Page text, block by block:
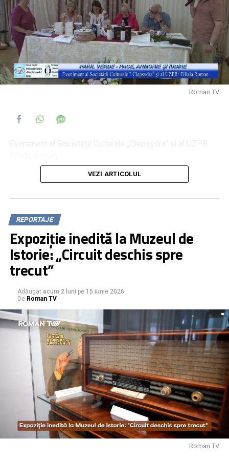
Roman TV
VEZI ARTICOLUL
REPORTAJE
Expoziție inedită la Muzeul de
Istorie: „Circuit deschis spre
trecut”
Adăugat acum 2 luni pe 15 iunie 2026
De Roman TV
Roman TV